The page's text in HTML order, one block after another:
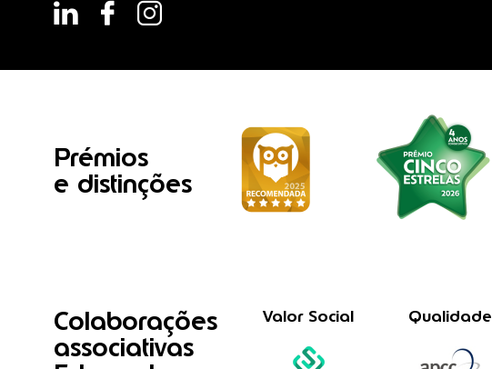
Prémios
e distinções
Colaborações
associativas
Valor Social Qualidade